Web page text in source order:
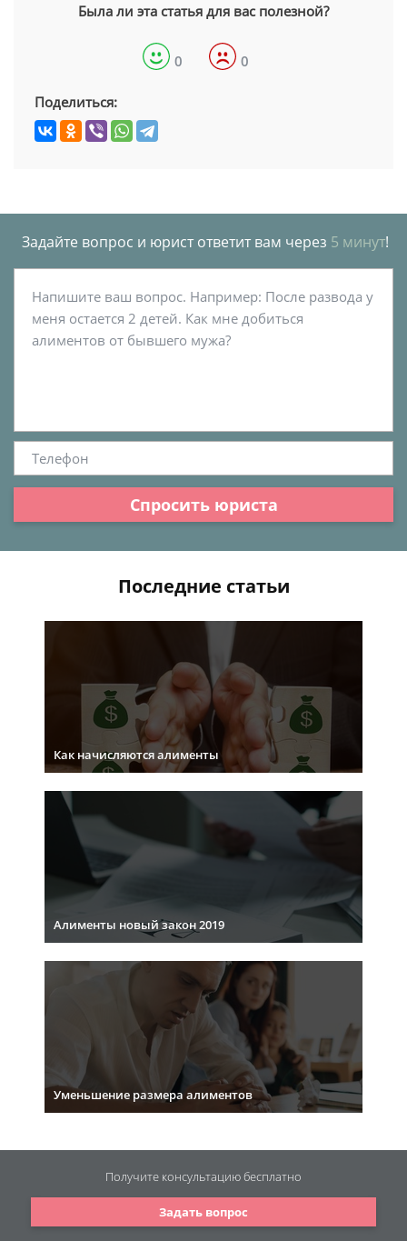
Была ли эта статья для вас полезной?
0 0
Поделиться:
Задайте вопрос и юрист ответит вам через 5 минут!
Спросить юриста
Последние статьи
Как начисляются алименты
Алименты новый закон 2019
Уменьшение размера алиментов
Задать вопрос
Получите консультациюбесплатно